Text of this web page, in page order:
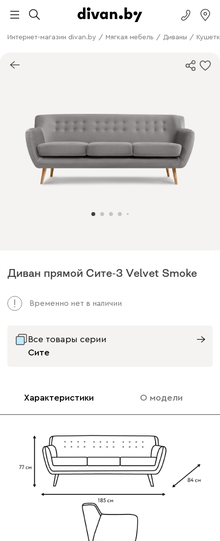
Интернет-магазин divan.by / Мягкая мебель / Диваны /
Диван прямой Сите-3 Velvet Smoke
Временно нет в наличии
Все товары серии
Сите
Характеристики О модели